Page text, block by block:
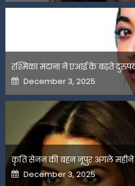
रश्मिका मंदाना ने एआई के बढ़ते
Posted
on
December 3, 2025
कृति सेनन की बहन नूपुर अगले महीने
Posted
on
December 3, 2025